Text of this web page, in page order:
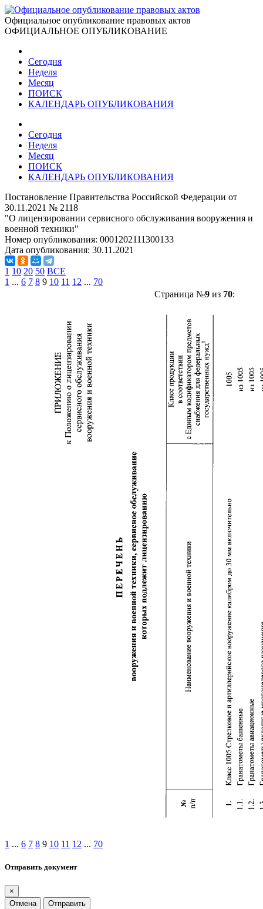
Официальное опубликование правовых актов
ОФИЦИАЛЬНОЕ ОПУБЛИКОВАНИЕ
Сегодня
Неделя
Месяц
ПОИСК
КАЛЕНДАРЬ ОПУБЛИКОВАНИЯ
Сегодня
Неделя
Месяц
ПОИСК
КАЛЕНДАРЬ ОПУБЛИКОВАНИЯ
Постановление Правительства Российской Федерации от
30.11.2021 № 2118
"О лицензировании сервисного обслуживания вооружения и
военной техники"
Номер опубликования: 0001202111300133
Дата опубликования: 30.11.2021
1 10 20 50 ВСЕ
1 ... 6 7 8 9 10 11 12 ... 70
Страница №9из 70:
1 ... 6 7 8 9 10 11 12 ... 70
Отправить документ
×
Отмена
Отправить